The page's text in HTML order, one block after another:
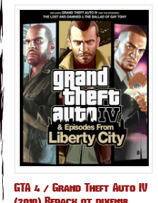
GTA 4 / Grand Theft Auto IV